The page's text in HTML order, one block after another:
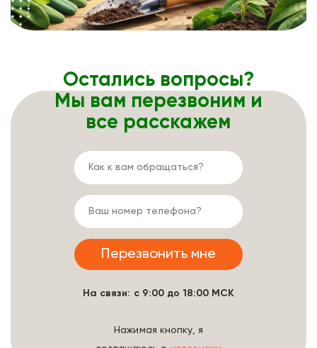
Остались вопросы?
Мы вам перезвоним и
все расскажем
На связи: с 9:00 до 18:00 МСК
Нажимая кнопку, я